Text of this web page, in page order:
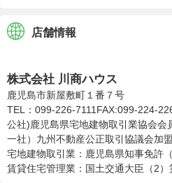
店舗情報
株式会社 川商ハウス
鹿児島市新屋敷町１番７号
TEL：099-226-7111 FAX:099-224-
公社)鹿児島県宅地建物取引業協会会
一社）九州不動産公正取引協議会加盟
宅地建物取引業：鹿児島県知事免許
賃貸住宅管理業：国土交通大臣（2）